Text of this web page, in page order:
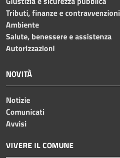
Tributi, finanze e contravvenzioni
Ambiente
Salute, benessere e assistenza
Autorizzazioni
NOVITÀ
Notizie
Comunicati
Avvisi
VIVERE IL COMUNE